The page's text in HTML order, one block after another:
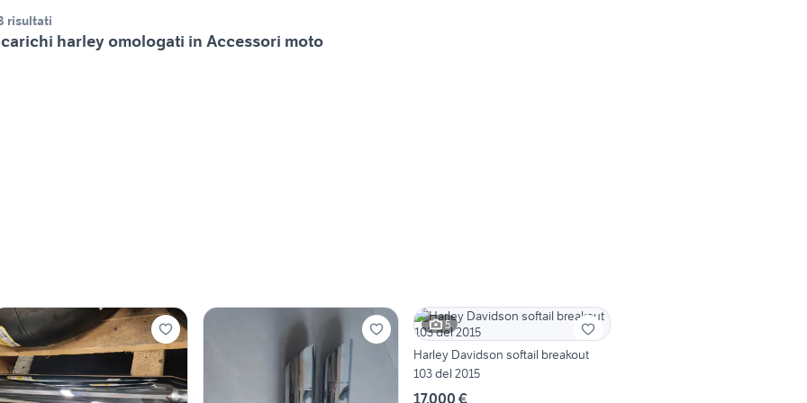
risultati
harley omologati in Accessori moto
5
Harley Davidson softail breakout
103 del 2015
17.000 €